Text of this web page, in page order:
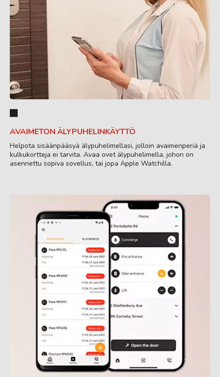
AVAIMETON ÄLYPUHELINKÄYTTÖ
Helpota sisäänpääsyä älypuhelimellasi, jolloin avaimenperiä ja
kulkukortteja ei tarvita. Avaa ovet älypuhelimella, johon on
asennettu sopiva sovellus, tai jopa Apple Watchilla.